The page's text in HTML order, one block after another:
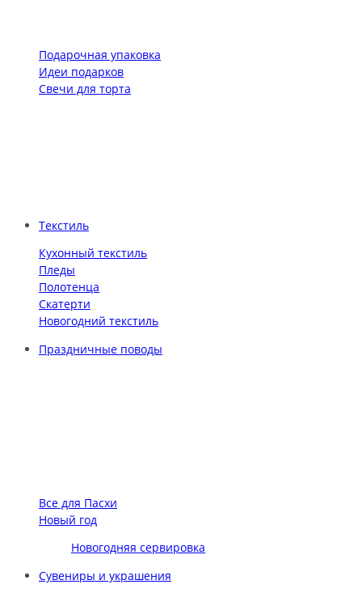
Подарочная упаковка
Идеи подарков
Свечи для торта
Текстиль
Кухонный текстиль
Пледы
Полотенца
Скатерти
Новогодний текстиль
Праздничные поводы
Все для Пасхи
Новый год
Новогодняя сервировка
Сувениры и украшения